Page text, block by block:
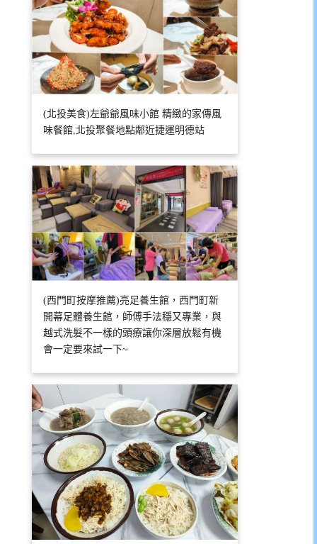
(北投美食)左爺爺風味小館 精緻的家傳風
味餐館,北投聚餐地點鄰近捷運明德站
(西門町按摩推薦)亮足養生館，西門町新
開幕足體養生館，師傅手法穩又專業，與
越式洗髮不一樣的頭療讓你深層放鬆有機
會一定要來試一下~